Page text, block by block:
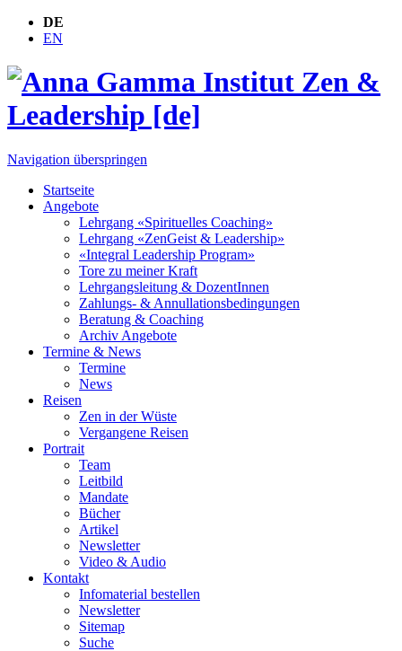
DE
EN
Navigation überspringen
Startseite
Angebote
Lehrgang «Spirituelles Coaching»
Lehrgang «ZenGeist & Leadership»
«Integral Leadership Program»
Tore zu meiner Kraft
Lehrgangsleitung & DozentInnen
Zahlungs- & Annullationsbedingungen
Beratung & Coaching
Archiv Angebote
Termine & News
Termine
News
Reisen
Zen in der Wüste
Vergangene Reisen
Portrait
Team
Leitbild
Mandate
Bücher
Artikel
Newsletter
Video & Audio
Kontakt
Infomaterial bestellen
Newsletter
Sitemap
Suche